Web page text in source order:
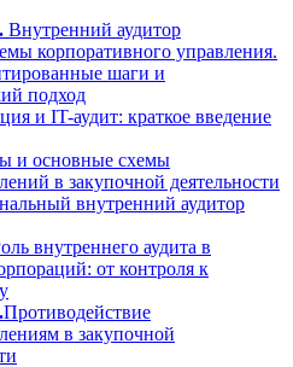
Внутренний аудитор
корпоративного управления.
шаги и
подход
и IT-аудит: краткое введение
и основные схемы
в закупочной деятельности
внутренний аудитор
внутреннего аудита в
от контроля к
Противодействие
в закупочной